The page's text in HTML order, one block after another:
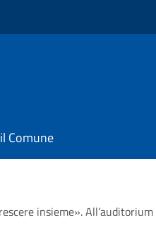
Comune
insieme».